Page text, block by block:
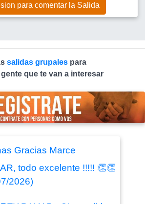
para comentar la Salida
salidas grupales para
que te van a interesar
Gracias Marce
todo excelente !!!!! 👏👏
2026)